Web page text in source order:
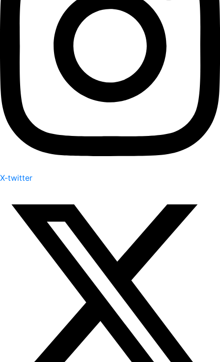
X-twitter